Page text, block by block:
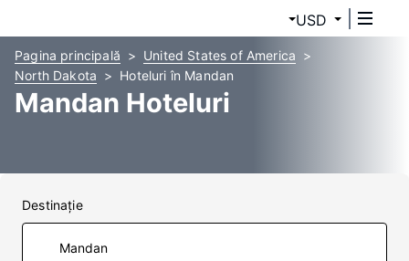
USD
Pagina principală
United States of America
North Dakota
Hoteluri în Mandan
Mandan Hoteluri
Destinaţie